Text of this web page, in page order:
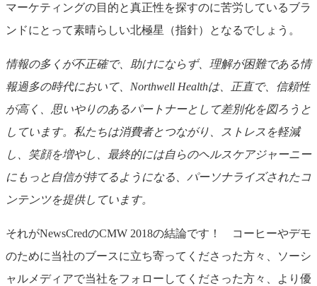
マーケティングの目的と真正性を探すのに苦労しているブラ
ンドにとって素晴らしい北極星（指針）となるでしょう。
情報の多くが不正確で、助けにならず、理解が困難である情
報過多の時代において、 Northwell Healthは、正直で、信頼性
が高く、思いやりのあるパートナーとして差別化を図ろうと
しています。私たちは消費者とつながり、ストレスを軽減
し、笑顔を増やし、最終的には自らのヘルスケアジャーニー
にもっと自信が持てるようになる、パーソナライズされたコ
ンテンツを提供しています。
それがNewsCredのCMW 2018の結論です！ コーヒーやデモ
のために当社のブースに立ち寄ってくださった方々、ソーシ
ャルメディアで当社をフォローしてくださった方々、より優